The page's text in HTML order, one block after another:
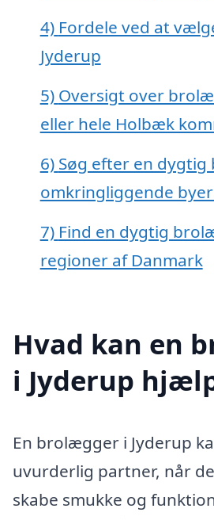
4) Fordele ved at
Jyderup
5) Oversigt over
eller hele Holbæk
6) Søg efter en
omkringliggende
7) Find en dygtig
regioner af Danmark
Hvad kan en
i Jyderup
En brolægger i Jyderup
uvurderlig partner, når
skabe smukke og